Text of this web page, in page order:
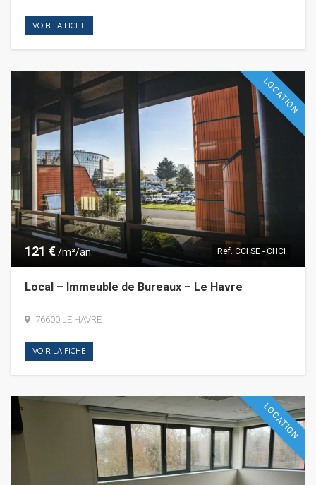
VOIR LA FICHE
LOCATION
121 €/m²/an. Ref. CCI SE - CHCI
Local – Immeuble de Bureaux – Le Havre
76600 LE HAVRE
VOIR LA FICHE
LOCATION